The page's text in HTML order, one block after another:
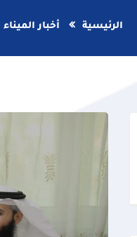
الرئيسية أخبار الميناء